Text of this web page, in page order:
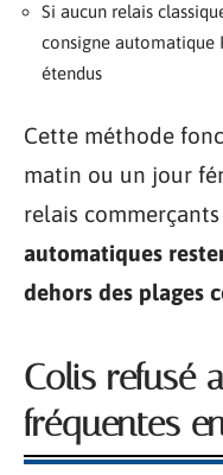
Si aucun relais
consigne automatique
étendus
Cette méthode
matin ou un jour
relais
automatiques
dehors des plages
Colis refusé
fréquentes